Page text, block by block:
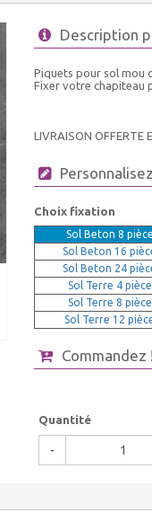
Description
Piquets pour sol mou
Fixer votre chapiteau
LIVRAISON OFFERTE
Choix fixation
Sol Beton 8
Sol Beton 16
Sol Beton 24
Sol Terre 4
Sol Terre 8
Sol Terre 12
Commandez !
Quantité
-